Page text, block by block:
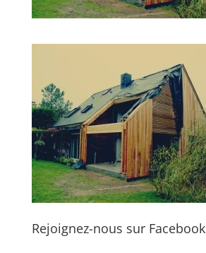
Rejoignez-nous sur Facebook